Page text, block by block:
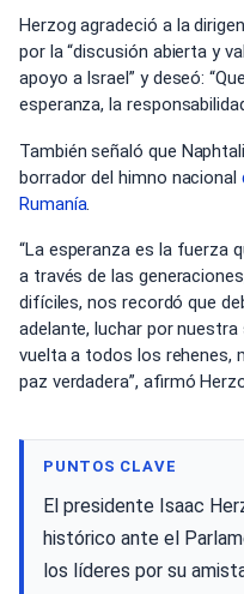
Herzog agradeció a la
por la “discusión abierta y
apoyo a Israel” y deseó:
esperanza, la
También señaló que
borrador del himno nacional
Rumanía.
“La esperanza es la fuerza
a través de las
difíciles, nos recordó que
adelante, luchar por
vuelta a todos los rehenes,
paz verdadera”, afirmó
PUNTOS CLAVE
El presidente Isaac
histórico ante el
los líderes por su